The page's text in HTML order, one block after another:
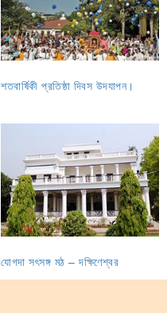
শতবার্ষিকী প্রতিষ্ঠা দিবস উদযাপন।
যোগদা সৎসঙ্গ মঠ – দক্ষিণেশ্বর